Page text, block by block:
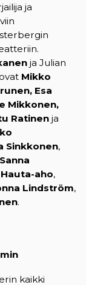
ja
ja Julian
Mikko
Esa
Mikkonen,
Ratinen ja
Sinkkonen,
Sanna
aho,
Lindström,
.
kaikki